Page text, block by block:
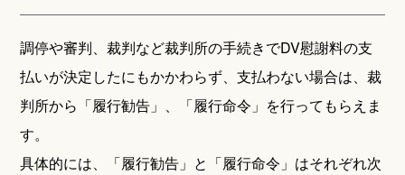
調停や審判、裁判など裁判所の手続きでDV慰謝料の支
払いが決定したにもかかわらず、支払わない場合は、裁
判所から「履行勧告」、「履行命令」を行ってもらえま
す。
具体的には、「履行勧告」と「履行命令」はそれぞれ次